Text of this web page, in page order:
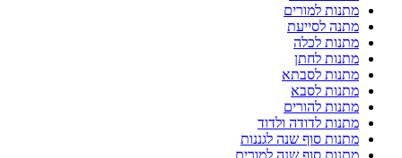
מתנות למורים
מתנה לסייעת
מתנות לכלה
מתנות לחתן
מתנות לסבתא
מתנות לסבא
מתנות להורים
מתנות לדודה ולדוד
מתנות סוף שנה לגננות
מתנות סוף שנה למורים